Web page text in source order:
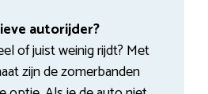
autorijder?
of juist weinig rijdt? Met
zijn de zomerbanden